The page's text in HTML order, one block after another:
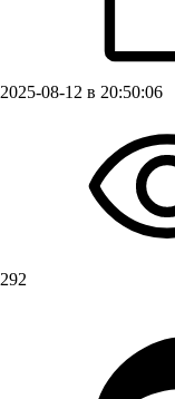
2025-08-12 в 20:50:06
292